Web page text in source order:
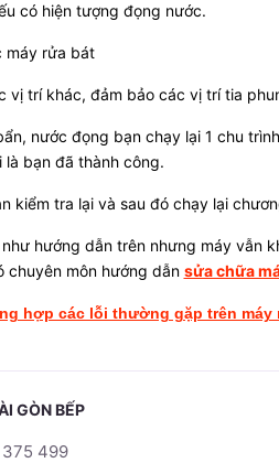
có hiện tượng đọng nước.
máy rửa bát
vị trí khác, đảm bảo các vị trí tia
nước đọng bạn chạy lại 1 chu
bạn đã thành công.
kiểm tra lại và sau đó chạy lại
hướng dẫn trên nhưng máy vẫn
chuyên môn hướng dẫn sửa chữa
hợp các lỗi thường gặp trên máy
GÒN BẾP
499